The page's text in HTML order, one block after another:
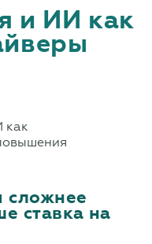
и ИИ как
сложнее
ставка на